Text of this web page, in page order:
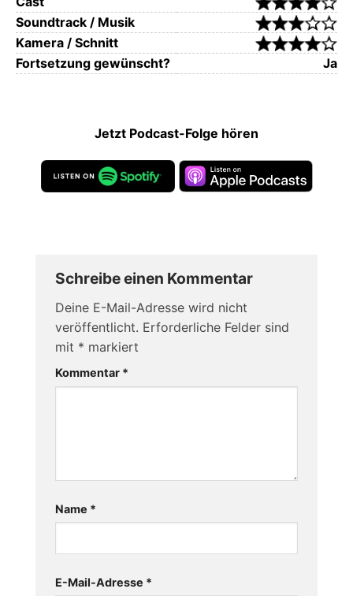
Soundtrack / Musik
Kamera / Schnitt
Fortsetzung gewünscht?
Ja
Jetzt Podcast-Folge hören
Schreibe einen Kommentar
Deine E-Mail-Adresse wird nicht
veröffentlicht. Erforderliche Felder sind
mit * markiert
Kommentar *
Name *
E-Mail-Adresse *